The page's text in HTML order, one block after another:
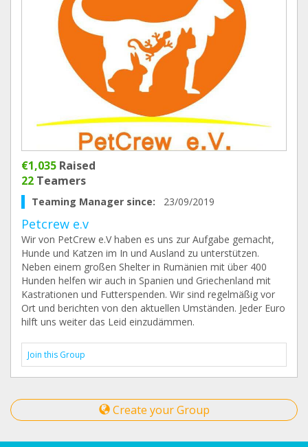
€1,035 Raised
22 Teamers
Teaming Manager since: 23/09/2019
Petcrew e.v
Wir von PetCrew e.V haben es uns zur Aufgabe gemacht,
Hunde und Katzen im In und Ausland zu unterstützen.
Neben einem großen Shelter in Rumänien mit über 400
Hunden helfen wir auch in Spanien und Griechenland mit
Kastrationen und Futterspenden. Wir sind regelmäßig vor
Ort und berichten von den aktuellen Umständen. Jeder Euro
hilft uns weiter das Leid einzudämmen.
Join this Group
Create your Group